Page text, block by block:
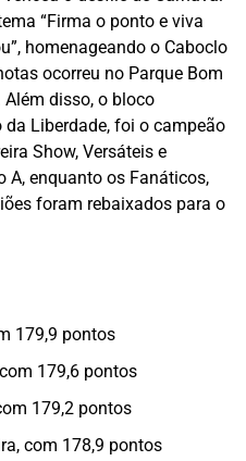
“Firma o ponto e viva
homenageando o Caboclo
ocorreu no Parque Bom
disso, o bloco
da Liberdade, foi o campeão
Show, Versáteis e
A, enquanto os Fanáticos,
foram rebaixados para o
179,9 pontos
179,6 pontos
179,2 pontos
com 178,9 pontos